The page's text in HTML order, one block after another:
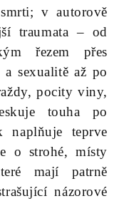
v autorově
traumata – od
řezem přes
sexualitě až po
pocity viny,
touha po
naplňuje teprve
o strohé, místy
mají patrně
názorové